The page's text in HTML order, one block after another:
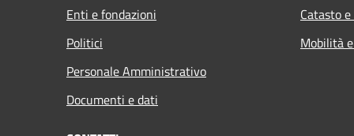
Enti e fondazioni
Politici
Personale Amministrativo
Documenti e dati
Catasto
Mobilità